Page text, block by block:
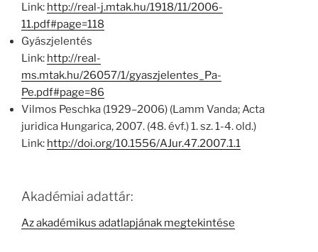
Link: http://real-j.mtak.hu/1918/11/2006-
11.pdf#page=118
Gyászjelentés
Link: http://real-
ms.mtak.hu/26057/1/gyaszjelentes_Pa-
Pe.pdf#page=86
Vilmos Peschka (1929–2006) (Lamm Vanda; Acta
juridica Hungarica, 2007. (48. évf.) 1. sz. 1-4. old.)
Link: http://doi.org/10.1556/AJur.47.2007.1.1
Akadémiai adattár:
Az akadémikus adatlapjának megtekintése